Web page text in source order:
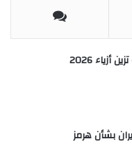
2026
بشأن هرمز